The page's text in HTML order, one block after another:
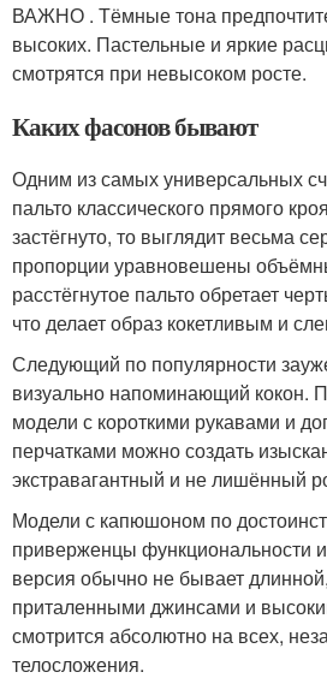
ВАЖНО . Тёмные тона
высоких. Пастельные и яркие
смотрятся при невысоком росте.
Каких фасонов бывают
Одним из самых универсальных
пальто классического прямого
застёгнуто, то выглядит весьма
пропорции уравновешены
расстёгнутое пальто обретает
что делает образ кокетливым и
Следующий по популярности
визуально напоминающий кокон.
модели с короткими рукавами и
перчатками можно создать
экстравагантный и не лишённый
Модели с капюшоном по
приверженцы функциональности
версия обычно не бывает
приталенными джинсами и
смотрится абсолютно на всех,
телосложения.